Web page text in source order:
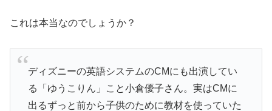
これは本当なのでしょうか？
ディズニーの英語システムのCMにも出演してい
る「ゆうこりん」こと小倉優子さん。実はCMに
出るずっと前から子供のために教材を使っていた